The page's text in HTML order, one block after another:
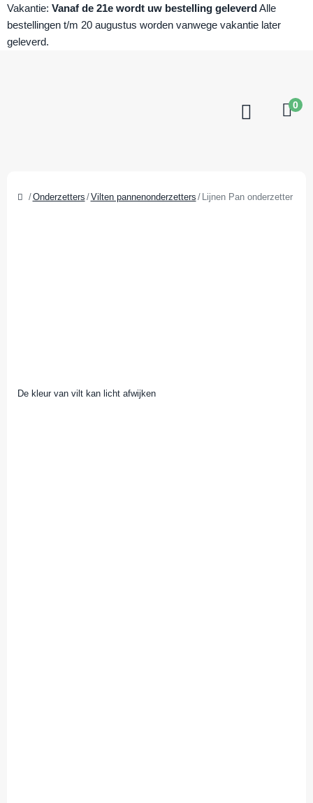
Vakantie: Vanaf de 21e wordt uw bestelling geleverdAlle
bestellingen t/m 20 augustus worden vanwege vakantie later
geleverd.
0
Onderzetters Vilten pannenonderzetters Lijnen Pan onderzetter vilt
De kleur van vilt kan licht afwijken